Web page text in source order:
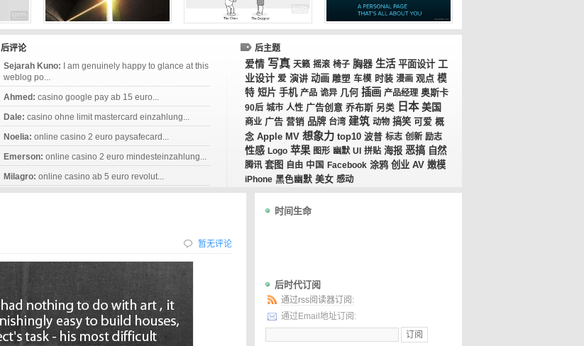
后评论
Sejarah Kuno:
I am genuinely happy to glance at this
weblog po...
Ahmed: casino google pay ab 15 euro...
Dale: casino ohne limit mastercard einzahlung...
Noelia: online casino 2 euro paysafecard...
Emerson: online casino 2 euro mindesteinzahlung...
Milagro: online casino ab 5 euro revolut...
后主题
爱情 写真 天籁 摇滚 椅子 胸器 生活 平面设计 工
业设计 爱 演讲 动画 雕塑 车模 时装 漫画 观点 模
特 短片 手机 产品 诡异 几何 插画 产品经理 奥斯卡
90后 城市 人性 广告创意 乔布斯 另类 日本 美国
商业 广告 营销 品牌 台湾 建筑 动物 搞笑 可爱 概
念 Apple MV 想象力 top10 波普 标志 创新 励志
性感 Logo 苹果 图形 幽默 UI 拼贴 海报 恶搞 自然
腾讯 套图 自由 中国 Facebook 涂鸦 创业 AV 嫩模
iPhone 黑色幽默 美女 感动
暂无评论
时间生命
后时代订阅
通过rss阅读器订阅:
通过Email地址订阅: